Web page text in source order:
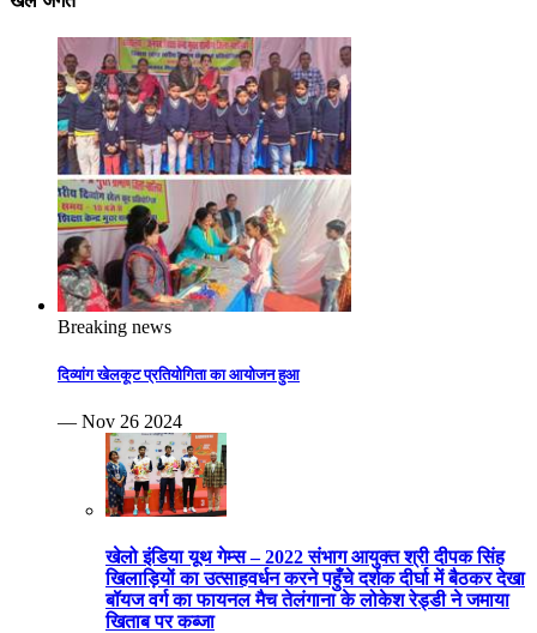
Breaking news
दिव्यांग खेलकूट प्रतियोगिता का आयोजन हुआ
— Nov 26 2024
खेलो इंडिया यूथ गेम्स – 2022 संभाग आयुक्त श्री दीपक सिंह
खिलाड़ियों का उत्साहवर्धन करने पहुँचे दर्शक दीर्घा में बैठकर देखा
बॉयज वर्ग का फायनल मैच तेलंगाना के लोकेश रेड्डी ने जमाया
खिताब पर कब्जा